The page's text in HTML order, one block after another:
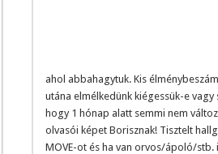
ahol abbahagytuk. Kis
utána elmélkedünk kiégessük-e vagy
hogy 1 hónap alatt semmi nem
olvasói képet Borisznak! Tisztelt
MOVE-ot és ha van orvos/ápoló/